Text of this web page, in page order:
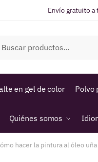
Envío gratuito
en gel de color Polvo
Quiénes somos
hacer la pintura al óleo